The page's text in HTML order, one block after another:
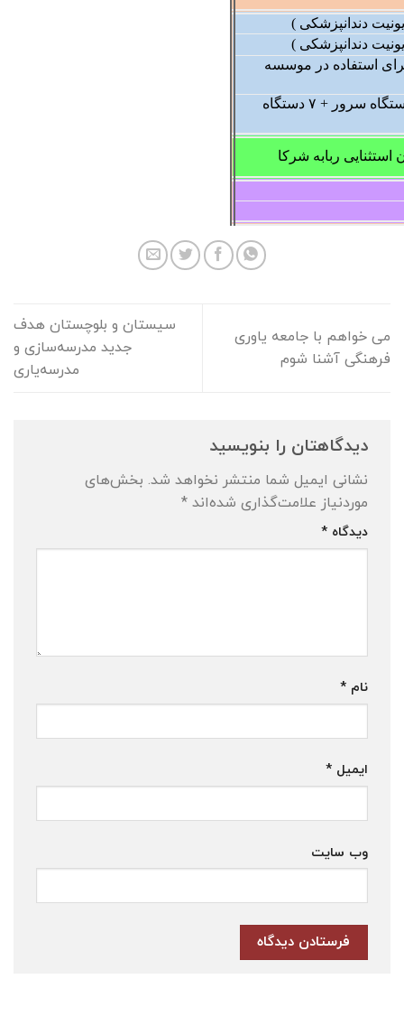
دندانپزشکی )
دندانپزشکی )
استفاده در موسسه
تجهیز لابراتوار کامپیوتر ( ۲ دستگاه سرور + ۷ دستگاه
ربابه شرکا
می خواهم با جامعه یاوری
فرهنگی آشنا شوم
سیستان و بلوچستان هدف
جدید مدرسه‌سازی و
مدرسه‌یاری
دیدگاهتان را بنویسید
نشانی ایمیل شما منتشر نخواهد شد. بخش‌های
موردنیاز علامت‌گذاری شده‌اند *
دیدگاه *
نام *
ایمیل *
وب‌ سایت